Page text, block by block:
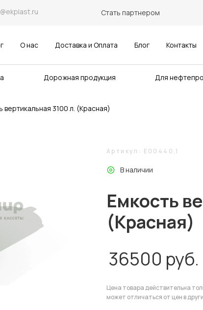
Стать партнером
О нас Доставка и Оплата Блог Контакты
Дорожная продукция Для
вертикальная 3100 л. (Красная)
Артикул: E00440,1
В наличии
Емкость
(Красная)
36500 руб.
Цена товара действительна
может отличаться от цен в